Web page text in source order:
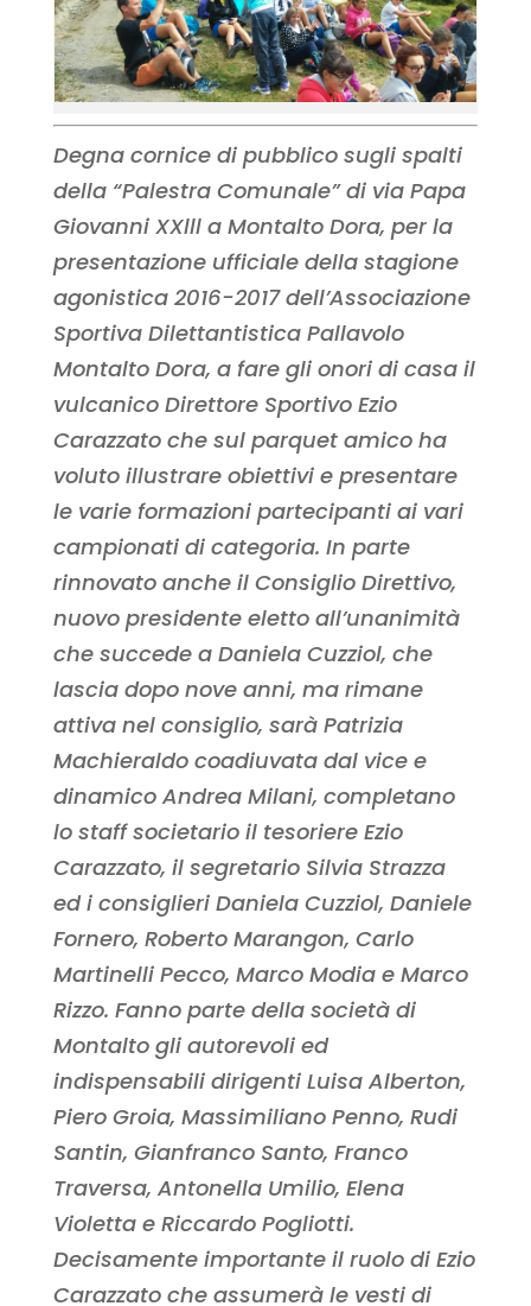
Degna cornice di pubblico sugli spalti
della “Palestra Comunale” di via Papa
Giovanni XXlll a Montalto Dora, per la
presentazione ufficiale della stagione
agonistica 2016-2017 dell’Associazione
Sportiva Dilettantistica Pallavolo
Montalto Dora, a fare gli onori di casa il
vulcanico Direttore Sportivo Ezio
Carazzato che sul parquet amico ha
voluto illustrare obiettivi e presentare
le varie formazioni partecipanti ai vari
campionati di categoria. In parte
rinnovato anche il Consiglio Direttivo,
nuovo presidente eletto all’unanimità
che succede a Daniela Cuzziol, che
lascia dopo nove anni, ma rimane
attiva nel consiglio, sarà Patrizia
Machieraldo coadiuvata dal vice e
dinamico Andrea Milani, completano
lo staff societario il tesoriere Ezio
Carazzato, il segretario Silvia Strazza
ed i consiglieri Daniela Cuzziol, Daniele
Fornero, Roberto Marangon, Carlo
Martinelli Pecco, Marco Modia e Marco
Rizzo. Fanno parte della società di
Montalto gli autorevoli ed
indispensabili dirigenti Luisa Alberton,
Piero Groia, Massimiliano Penno, Rudi
Santin, Gianfranco Santo, Franco
Traversa, Antonella Umilio, Elena
Violetta e Riccardo Pogliotti.
Decisamente importante il ruolo di Ezio
Carazzato che assumerà le vesti di